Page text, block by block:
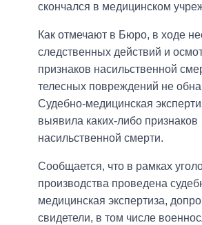
скончался в медицинском
Как отмечают в Бюро, в ходе
следственных действий и
признаков насильственной
телесных повреждений не
Судебно-медицинская
выявила каких-либо признаков
насильственной смерти.
Сообщается, что в рамках
производства проведена
медицинская экспертиза,
свидетели, в том числе